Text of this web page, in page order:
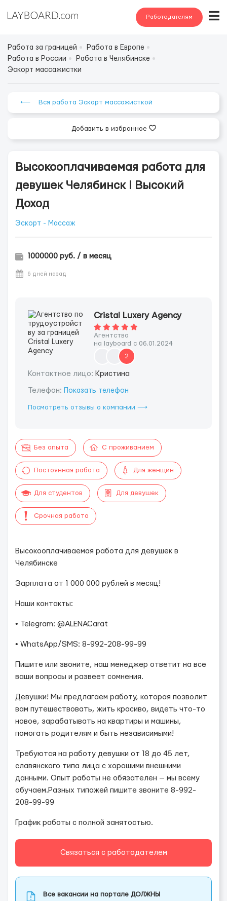
Работодателям
Работа за границей
Работа в Европе
Работа в России
Работа в Челябинске
Эскорт массажистки
⟵ Вся работа Эскорт массажисткой
Добавить в избранное
Высокооплачиваемая работа для
девушек Челябинcк l Высокий
Доход
Эскорт - Массаж
1000000 руб. / в месяц
6 дней назад
Cristal Luxery Agency
Агентство
на layboard с 06.01.2024
2
Контактное лицо: Кристина
Телефон: Показать телефон
Посмотреть отзывы о компании ⟶
Без опыта С проживанием
Постоянная работа Для женщин
Для студентов Для девушек
Срочная работа
Высокооплачиваемая работа для девушек в
Челябинске
Зарплата от 1 000 000 рублей в месяц!
Наши контакты:
• Telegram: @ALENACarat
• WhatsApp/SMS: 8-992-208-99-99
Пишите или звоните, наш менеджер ответит на все
ваши вопросы и развеет сомнения.
Девушки! Мы предлагаем работу, которая позволит
вам путешествовать, жить красиво, видеть что-то
новое, зарабатывать на квартиры и машины,
помогать родителям и быть независимыми!
Требуются на работу девушки от 18 до 45 лет,
славянского типа лица с хорошими внешними
данными. Опыт работы не обязателен — мы всему
обучаем.Разных типажей пишите звоните 8-992-
208-99-99
График работы с полной занятостью.
Связаться с работодателем
Все вакансии на портале ДОЛЖНЫ